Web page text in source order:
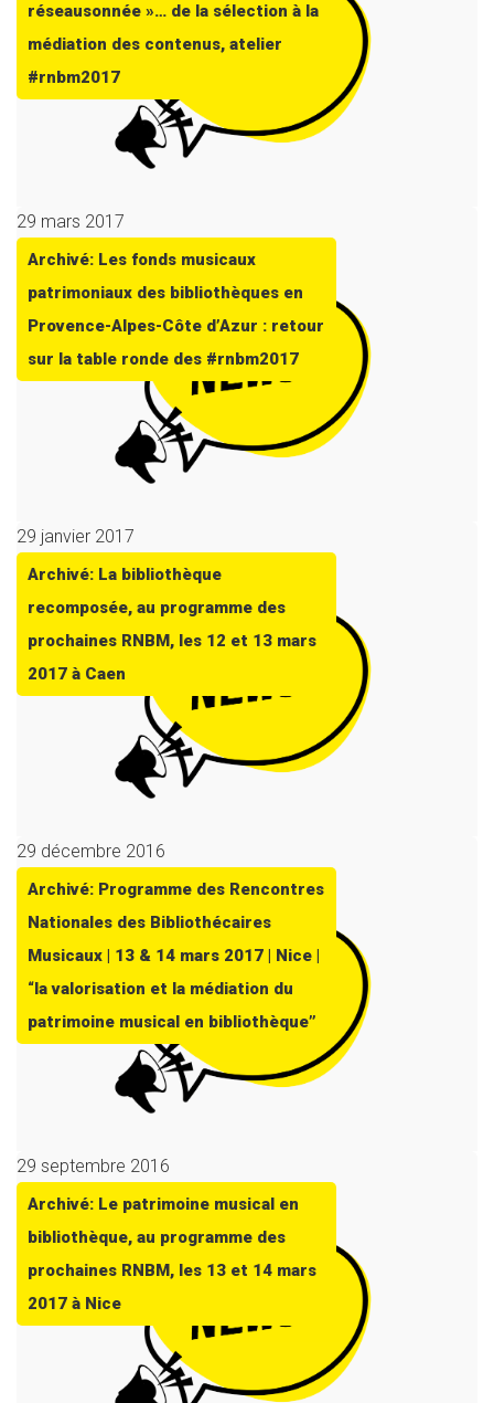
réseausonnée »… de la sélection à la
médiation des contenus, atelier
#rnbm2017
29 mars 2017
Archivé: Les fonds musicaux
patrimoniaux des bibliothèques en
Provence-Alpes-Côte d’Azur : retour
sur la table ronde des #rnbm2017
29 janvier 2017
Archivé: La bibliothèque
recomposée, au programme des
prochaines RNBM, les 12 et 13 mars
2017 à Caen
29 décembre 2016
Archivé: Programme des Rencontres
Nationales des Bibliothécaires
Musicaux | 13 & 14 mars 2017 | Nice |
“la valorisation et la médiation du
patrimoine musical en bibliothèque”
29 septembre 2016
Archivé: Le patrimoine musical en
bibliothèque, au programme des
prochaines RNBM, les 13 et 14 mars
2017 à Nice